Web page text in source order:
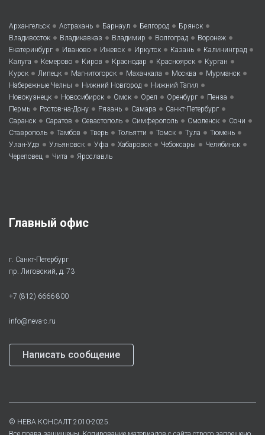
Архангельск • Астрахань • Барнаул • Белгород • Брянск •
Владивосток • Владикавказ • Владимир • Волгоград • Воронеж •
Екатеринбург • Иваново • Ижевск • Иркутск • Казань • Калининград •
Калуга • Кемерово • Киров • Краснодар • Красноярск • Курган •
Курск • Липецк • Магнитогорск • Махачкала • Москва • Мурманск •
Набережные Челны • Нижний Новгород • Нижний Тагил •
Новокузнецк • Новосибирск • Омск • Орел • Оренбург • Пенза •
Пермь • Ростов-на-Дону • Рязань • Самара • Санкт-Петербург •
Саранск • Саратов • Севастополь • Симферополь • Смоленск • Сочи •
Ставрополь • Тамбов • Тверь • Тольятти • Томск • Тула • Тюмень •
Улан-Удэ • Ульяновск • Уфа • Хабаровск • Чебоксары • Челябинск •
Череповец • Чита • Ярославль
Главный офис
г. Санкт-Петербург
пр. Лиговский, д. 73
+7 (812) 6666-800
info@neva-c.ru
Написать сообщение
© НЕВА КОНСАЛТ 2010-2025.